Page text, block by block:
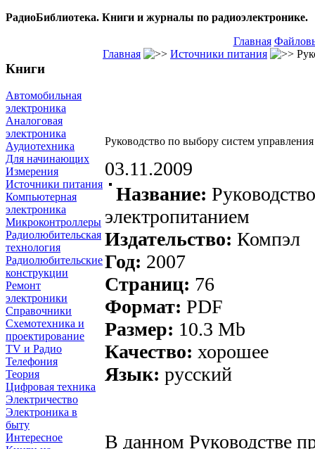
РадиоБиблиотека. Книги и журналы по радиоэлектронике.
Главная
Книги
Автомобильная
электроника
Аналоговая
электроника
Аудиотехника
Для начинающих
Измерения
Источники питания
Компьютерная
электроника
Микроконтроллеры
Радиолюбительская
технология
Радиолюбительские
конструкции
Ремонт
электроники
Справочники
Схемотехника и
проектирование
TV и Радио
Телефония
Теория
Цифровая техника
Электричество
Электроника в
быту
Интересное
Главная Источники питания
Руководство по выбору систем
03.11.2009
Название:
электропитанием
Издательство: Компэл
Год: 2007
Страниц: 76
Формат: PDF
Размер: 10.3 Mb
Качество: хорошее
Язык: русский
В данном Руководстве